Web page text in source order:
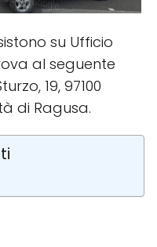
su Ufficio
al seguente
19, 97100
di Ragusa.